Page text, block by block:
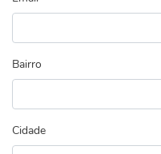
Bairro
Cidade